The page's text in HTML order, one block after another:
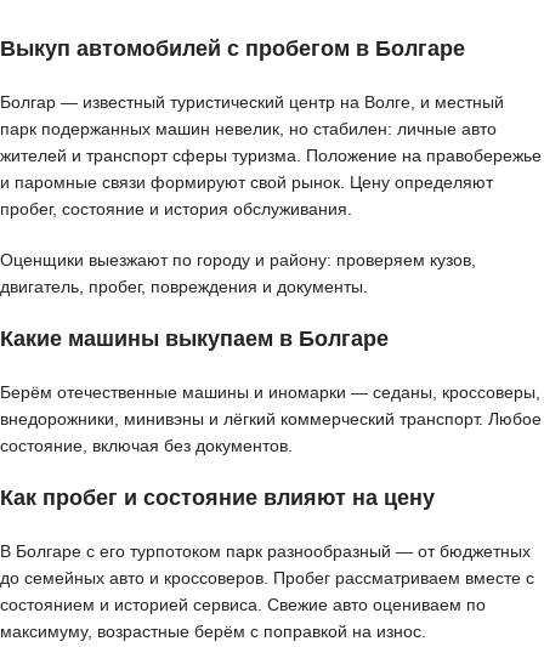
Выкуп автомобилей с пробегом в Болгаре
Болгар — известный туристический центр на Волге, и местный
парк подержанных машин невелик, но стабилен: личные авто
жителей и транспорт сферы туризма. Положение на правобережье
и паромные связи формируют свой рынок. Цену определяют
пробег, состояние и история обслуживания.
Оценщики выезжают по городу и району: проверяем кузов,
двигатель, пробег, повреждения и документы.
Какие машины выкупаем в Болгаре
Берём отечественные машины и иномарки — седаны, кроссоверы,
внедорожники, минивэны и лёгкий коммерческий транспорт. Любое
состояние, включая без документов.
Как пробег и состояние влияют на цену
В Болгаре с его турпотоком парк разнообразный — от бюджетных
до семейных авто и кроссоверов. Пробег рассматриваем вместе с
состоянием и историей сервиса. Свежие авто оцениваем по
максимуму, возрастные берём с поправкой на износ.